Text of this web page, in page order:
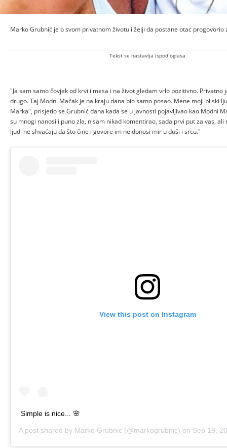
Marko Grubnić je o svom privatnom životu i želji da postane otac progovorio
Tekst se nastavlja ispod oglasa
"Ja sam samo čovjek od krvi i mesa i na život gledam vrlo pozitivno. Privatno
drugo. Taj Modni Mačak je na kraju dana bio samo posao. Mene moji bliski
Marka", prisjetio se Grubnić dana kada se u javnosti pojavljivao kao Modni
su mnogi nanosili puno zla, nisam nikad komentirao, sada prvi put za vas, ali
ljudi ne shvaćaju da što čine i govore im ne donosi mir u duši i srcu."
View this post on Instagram
Simple is nice... 🌸
A post shared by Marko Grubnic (@markogrubnic) on Sep 19,